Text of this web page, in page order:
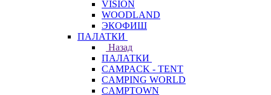
VISION
WOODLAND
ЭКОФИШ
ПАЛАТКИ
Назад
ПАЛАТКИ
CAMPACK - TENT
CAMPING WORLD
CAMPTOWN